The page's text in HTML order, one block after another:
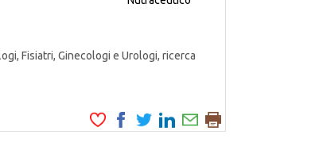
Fisiatri, Ginecologi e Urologi, ricerca